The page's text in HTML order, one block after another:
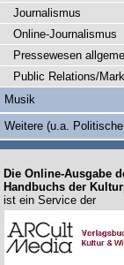
Journalismus
Online-Journalismus
Pressewesen
Public Relations/
Musik
Weitere (u.a.
Die Online-Ausgabe
Handbuchs der
ist ein Service der